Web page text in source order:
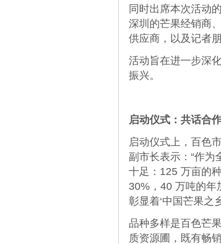
同时出席本次活动
深圳的芒果经销商
供应商，以及记者
活动旨在进一步深
振兴。
启动仪式：共话合
启动仪式上，百色
副市长表示：“作为
十足：125 万亩的
30%，40 万吨的年
彰显着‘中国芒果之
品种多样是百色芒
质资源圃，既有畅